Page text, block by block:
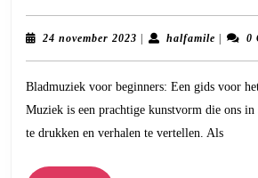
voor
beginners:
Een
gids
voor
24 november 2023 24
halfamile 0
Bladmuziek voor beginners: Een gids voor
Muziek is een prachtige kunstvorm die ons in
te drukken en verhalen te vertellen. Als